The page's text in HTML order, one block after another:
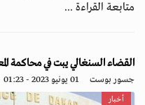
متابعة القراءة ...
القضاء السنغالي يبت في محاكمة
جسور بوست 01 يونيو 2023 - 01:23
أخبار